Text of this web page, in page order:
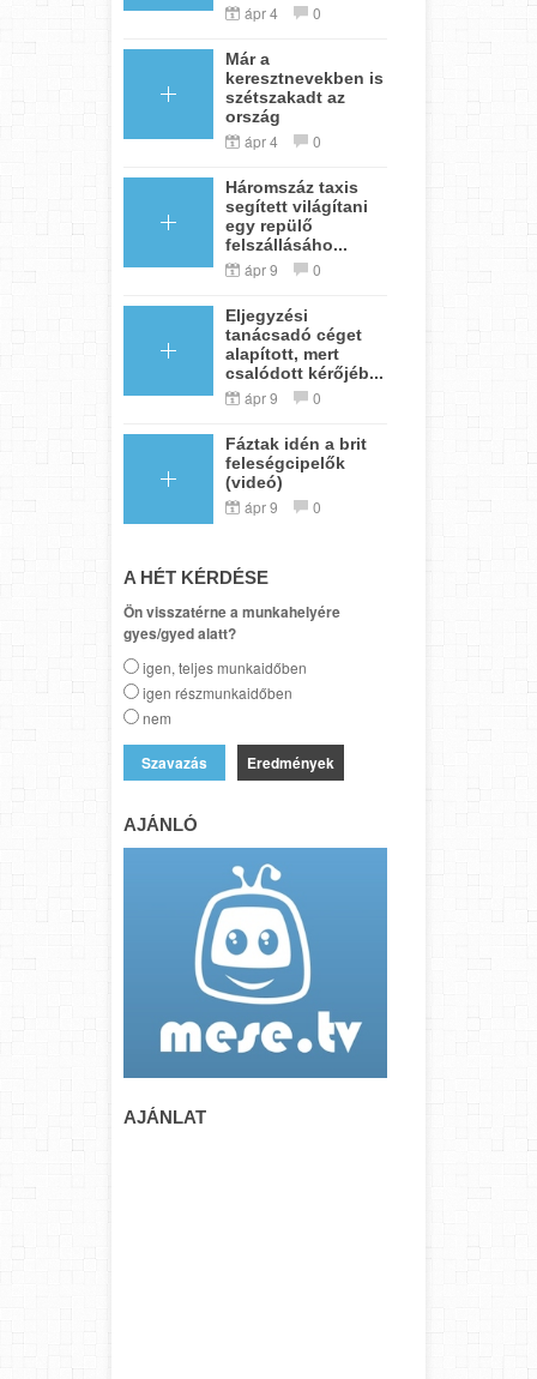
ápr 4 0
Már a
keresztnevekben is
szétszakadt az
ország
ápr 4 0
Háromszáz taxis
segített világítani
egy repülő
felszállásáho...
ápr 9 0
Eljegyzési
tanácsadó céget
alapított, mert
csalódott kérőjéb...
ápr 9 0
Fáztak idén a brit
feleségcipelők
(videó)
ápr 9 0
A HÉT KÉRDÉSE
Ön visszatérne a munkahelyére
gyes/gyed alatt?
igen, teljes munkaidőben
igen részmunkaidőben
nem
Eredmények
AJÁNLÓ
AJÁNLAT